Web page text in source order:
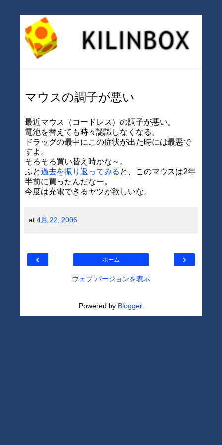
マウスの調子が悪い
最近マウス（コードレス）の調子が悪い。
電池を替えても時々認識しなくなる。
ドラッグの最中にこの症状が出た時には最悪で
すよ。
そろそろ買い替え時かな～。
ふと過去を振り返ってみる と、このマウスは2年
半前に買ったんだなー。
今度は充電できるヤツが欲しいな。
at 4月 22, 2006
‹ ›
ホーム
ウェブ バージョンを表示
Powered by Blogger.